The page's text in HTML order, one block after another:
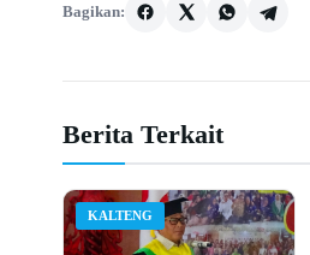
Bagikan:
Berita Terkait
KALTENG